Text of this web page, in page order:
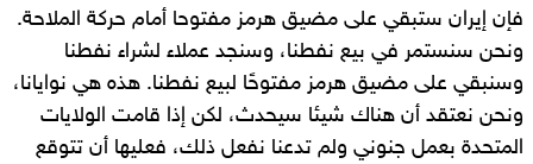
فإن إيران ستبقي على مضيق هرمز مفتوحا أمام حركة الملاحة.
ونحن سنستمر في بيع نفطنا، وسنجد عملاء لشراء نفطنا
وسنبقي على مضيق هرمز مفتوحًا لبيع نفطنا. هذه هي نوايانا،
ونحن نعتقد أن هناك شيئا سيحدث، لكن إذا قامت الولايات
المتحدة بعمل جنوني ولم تدعنا نفعل ذلك، فعليها أن تتوقع